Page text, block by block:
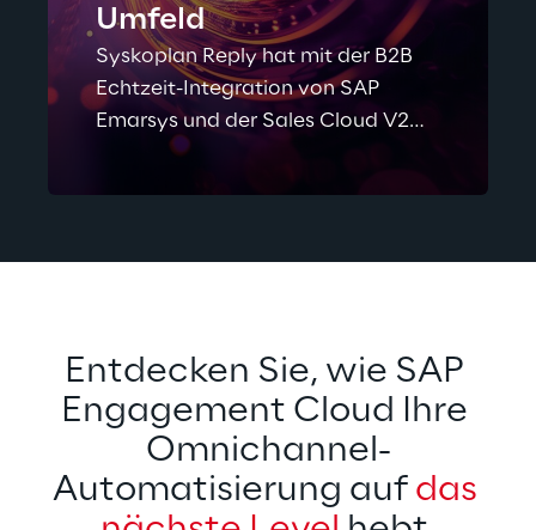
Umfeld
Syskoplan Reply hat mit der B2B
Echtzeit-Integration von SAP
Emarsys und der Sales Cloud V2
sowie V1 eine effiziente Verbindung
Entdecken Sie, wie SAP
Engagement Cloud Ihre
Omnichannel-
Automatisierung auf das